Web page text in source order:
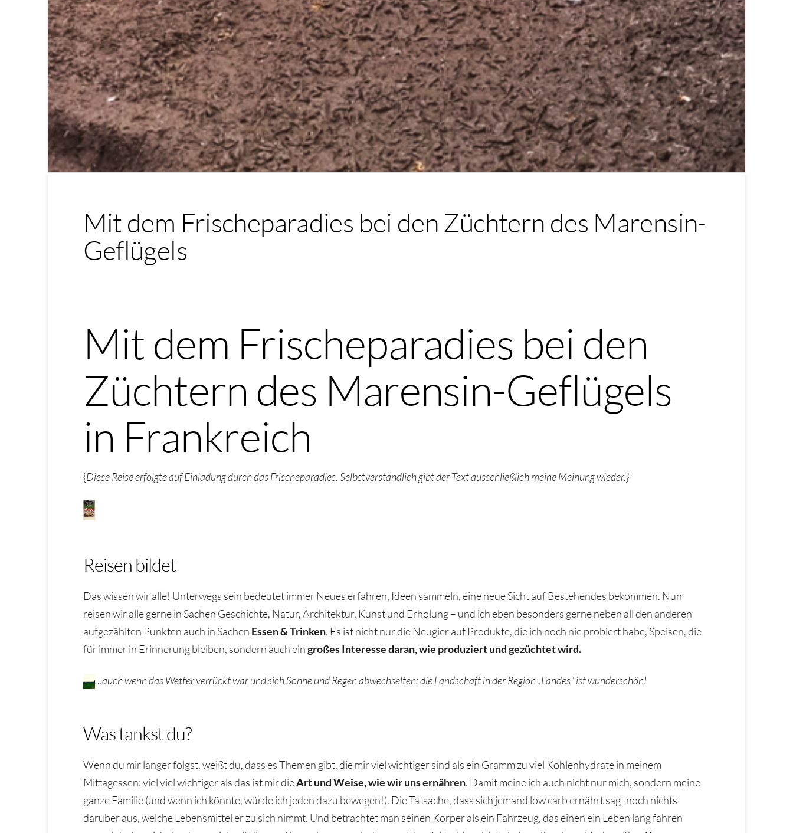
Mit dem Frischeparadies bei den Züchtern des Marensin-
Geflügels
Mit dem Frischeparadies bei den
Züchtern des Marensin-Geflügels
in Frankreich
{Diese Reise erfolgte auf Einladung durch das Frischeparadies. Selbstverständlich gibt der Text ausschließlich meine Meinung wieder.}
Reisen bildet
Das wissen wir alle! Unterwegs sein bedeutet immer Neues erfahren, Ideen sammeln, eine neue Sicht auf Bestehendes bekommen. Nun
reisen wir alle gerne in Sachen Geschichte, Natur, Architektur, Kunst und Erholung – und ich eben besonders gerne neben all den anderen
aufgezählten Punkten auch in Sachen Essen & Trinken. Es ist nicht nur die Neugier auf Produkte, die ich noch nie probiert habe, Speisen, die
für immer in Erinnerung bleiben, sondern auch eingroßes Interesse daran, wie produziert und gezüchtet wird.
…auch wenn das Wetter verrückt war und sich Sonne und Regen abwechselten: die Landschaft in der Region „Landes“ ist wunderschön!
Was tankst du?
Wenn du mir länger folgst, weißt du, dass es Themen gibt, die mir viel wichtiger sind als ein Gramm zu viel Kohlenhydrate in meinem
Mittagessen: viel viel wichtiger als das ist mir dieArt und Weise, wie wir uns ernähren. Damit meine ich auch nicht nur mich, sondern meine
ganze Familie (und wenn ich könnte, würde ich jeden dazu bewegen!). Die Tatsache, dass sich jemand low carb ernährt sagt noch nichts
darüber aus, welche Lebensmittel er zu sich nimmt. Und betrachtet man seinen Körper als ein Fahrzeug, das einen ein Leben lang fahren